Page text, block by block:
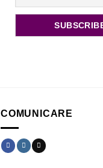
COMUNICARE